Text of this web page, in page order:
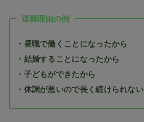
退職理由の例
・昼職で働くことになったから
・結婚することになったから
・子どもができたから
・体調が悪いので長く続けられない